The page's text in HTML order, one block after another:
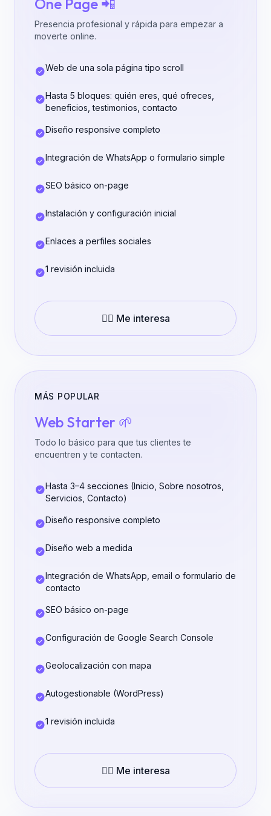
One Page 📲
Presencia profesional y rápida para empezar a
moverte online.
Web de una sola página tipo scroll
Hasta 5 bloques: quién eres, qué ofreces,
beneficios, testimonios, contacto
Diseño responsive completo
Integración de WhatsApp o formulario simple
SEO básico on-page
Instalación y configuración inicial
Enlaces a perfiles sociales
1 revisión incluida
👉🏼 Me interesa
MÁS POPULAR
Web Starter 🌱
Todo lo básico para que tus clientes te
encuentren y te contacten.
Hasta 3–4 secciones (Inicio, Sobre nosotros,
Servicios, Contacto)
Diseño responsive completo
Diseño web a medida
Integración de WhatsApp, email o formulario de
contacto
SEO básico on-page
Configuración de Google Search Console
Geolocalización con mapa
Autogestionable (WordPress)
1 revisión incluida
👉🏼 Me interesa